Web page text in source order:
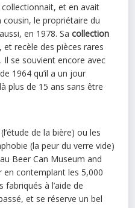
et en avait
le propriétaire du
en 1978. Sacollection
et recèle des pièces rares
Il se souvient encore avec
1964 qu’il a un jour
plus de 15 ans sans être
de la bière) ou les
(la peur du verre vide)
Beer Can Museum and
en contemplant les 5,000
fabriqués à l’aide de
et se réserve un bel